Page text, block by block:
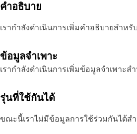
คำอธิบาย
เรากำลังดำเนินการเพิ่มคำอธิบายสำห
ข้อมูลจำเพาะ
เรากำลังดำเนินการเพิ่มข้อมูลจำเพาะ
รุ่นที่ใช้กันได้
ขณะนี้เราไม่มีข้อมูลการใช้ร่วมกันได้ส